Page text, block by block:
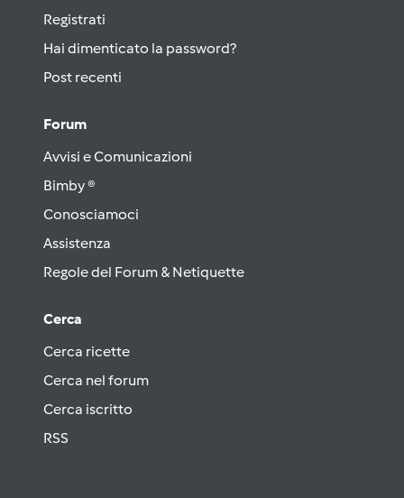
Registrati
Hai dimenticato la password?
Post recenti
Forum
Avvisi e Comunicazioni
Bimby ®
Conosciamoci
Assistenza
Regole del Forum & Netiquette
Cerca
Cerca ricette
Cerca nel forum
Cerca iscritto
RSS